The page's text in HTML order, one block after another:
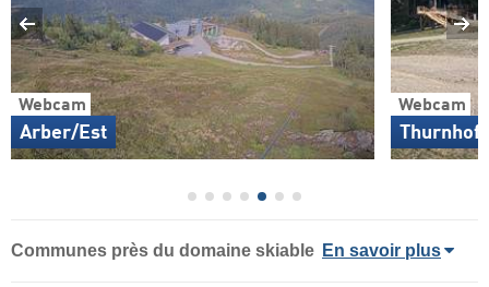
Webcam
Arber/Est
Webcam
Communes près du domaine skiable En savoir plus